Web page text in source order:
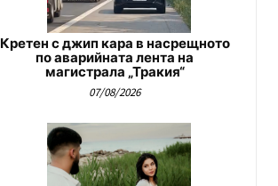
Кретен с джип кара в насрещното
по аварийната лента на
магистрала „Тракия“
07/08/2026